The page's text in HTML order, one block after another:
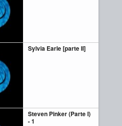
Sylvia Earle [parte II]
Steven Pinker (Parte I)
- 1